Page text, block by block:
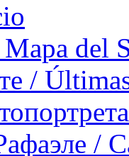
Mapa del
/
/